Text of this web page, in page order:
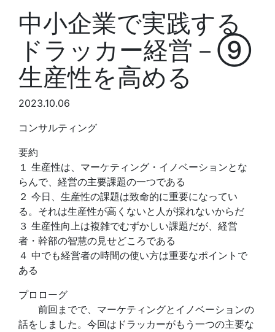
中小企業で実践する
ドラッカー経営－⑨
生産性を高める
2023.10.06
コンサルティング
要約
１ 生産性は、マーケティング・イノベーションとな
らんで、経営の主要課題の一つである
２ 今日、生産性の課題は致命的に重要になってい
る。それは生産性が高くないと人が採れないからだ
３ 生産性向上は複雑でむずかしい課題だが、経営
者・幹部の智慧の見せどころである
４ 中でも経営者の時間の使い方は重要なポイントで
ある
プロローグ
前回までで、マーケティングとイノベーションの
話をしました。今回はドラッカーがもう一つの主要な